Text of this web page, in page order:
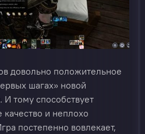
довольно положительное
шагах» новой
тому способствует
и неплохо
постепенно вовлекает,